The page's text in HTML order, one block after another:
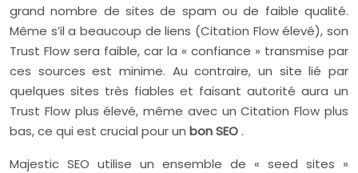
grand nombre de sites de spam ou de faible qualité.
Même s’il a beaucoup de liens (Citation Flow élevé), son
Trust Flow sera faible, car la « confiance » transmise par
ces sources est minime. Au contraire, un site lié par
quelques sites très fiables et faisant autorité aura un
Trust Flow plus élevé, même avec un Citation Flow plus
bas, ce qui est crucial pour un bon SEO.
Majestic SEO utilise un ensemble de « seed sites »